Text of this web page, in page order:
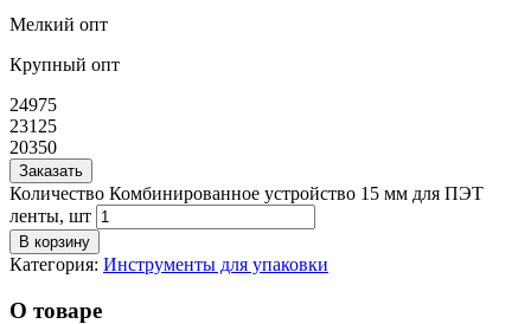
Мелкий опт
Крупный опт
24975
23125
20350
Заказать
Количество Комбинированное устройство 15 мм для ПЭТ
ленты, шт
В корзину
Категория: Инструменты для упаковки
О товаре